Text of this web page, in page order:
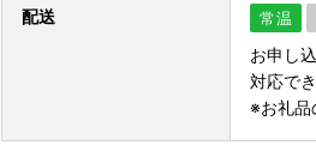
配送 常温
お申し
対応で
※お礼品